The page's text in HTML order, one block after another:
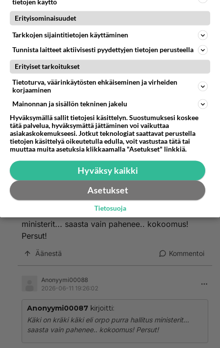
Äänestä Kommentoi
Anonyymi00086
2026-06-11 19:23:10
Anonyymi00085
Ai nääkö puhuu sosiaaliturvasta?
Äänestä Kommentoi
Anonyymi00087
Anonyymi00086 kirjoitti:
Ai nääkö puhuu sosiaaliturvasta?
Käki on kräki käki eli orpo purra hallitus
ministerit... saasta vain pahenee.. kokoomus!
Persut!
Äänestä Kommentoi
Anonyymi00088
2026-06-11 19:26:02
Anonyymi00087 kirjoitti:
Käki on kräki käki eli orpo purra hallitus ministerit...
saasta vain pahenee.. kokoomus! Persut!
tietojen käyttö
Erityisominaisuudet
Tarkkojen sijaintitietojen käyttäminen
Tunnista laitteet aktiivisesti pyydettyjen tietojen perusteella
Erityiset tarkoitukset
Tietoturva, väärinkäytösten ehkäiseminen ja virheiden
korjaaminen
Mainonnan ja sisällön tekninen jakelu
Hyväksymällä sallit tietojesi käsittelyn. Suostumuksesi koskee
tätä palvelua, hyväksymättä jättäminen voi vaikuttaa
asiakaskokemukseesi. Jotkut teknologiat saattavat perustella
tietojen käsittelyä oikeutetulla edulla, voit vastustaa tätä tai
muuttaa muita asetuksia klikkaamalla "Asetukset" linkkiä.
Hyväksy kaikki
Asetukset
Tietosuoja